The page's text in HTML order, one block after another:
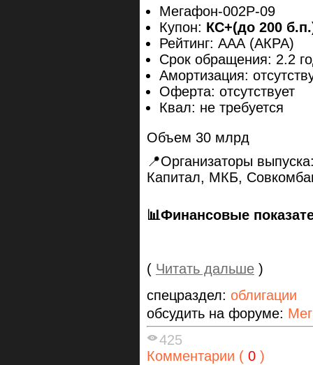
Мегафон-002P-09
Купон: КС+(до 200
Рейтинг: ААА (АКРА)
Срок обращения: 2.2
Амортизация:
Оферта: отсутствует
Квал: не требуется
Объем 30 млрд
📍Организаторы
Капитал, МКБ,
📊Финансовые
( Читать дальше )
спецраздел: облигации
обсудить на форуме:
425
Комментарии ( 0 )